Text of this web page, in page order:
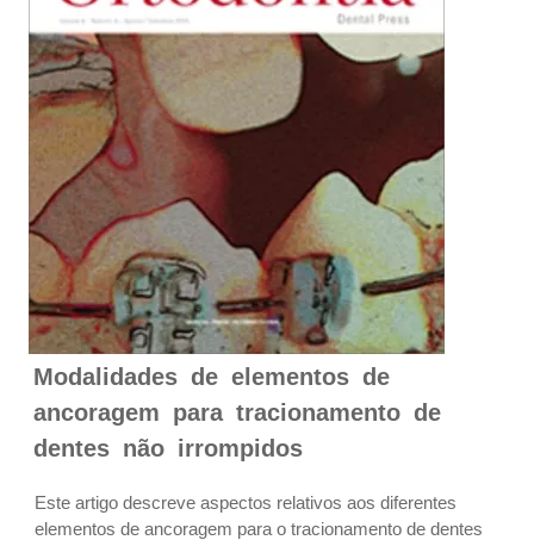
Modalidades de elementos de
ancoragem para tracionamento de
dentes não irrompidos
Este artigo descreve aspectos relativos aos diferentes
elementos de ancoragem para o tracionamento de dentes